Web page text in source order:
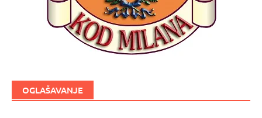
OGLAŠAVANJE